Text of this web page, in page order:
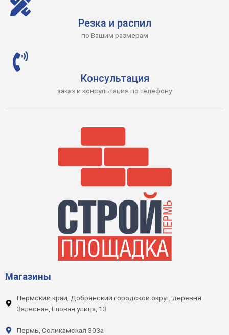
Резка и распил
по Вашим размерам
Консультация
заказ и консультация по телефону
Магазины
Пермский край, Добрянский городской округ, деревня
Залесная, Еловая улица, 13
Пермь, Соликамская 303а